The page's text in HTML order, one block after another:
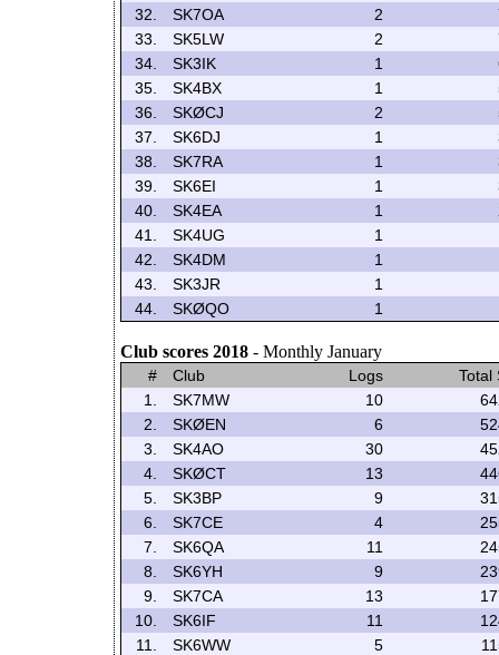
32.
SK7OA 2
33.
SK5LW 2
34.
SK3IK 1
35.
SK4BX 1
36.
SKØCJ 2
37.
SK6DJ 1
38.
SK7RA 1
39.
SK6EI 1
40.
SK4EA 1
41.
SK4UG 1
42.
SK4DM 1
43.
SK3JR
1
44.
SKØQO 1
Club scores 2018 - Monthly January
# Club Logs
Total
1.
SK7MW 10
2.
SKØEN 6
3.
SK4AO 30
4.
SKØCT 13
5.
SK3BP 9
6.
SK7CE 4
7.
SK6QA 11
8.
SK6YH 9
9.
SK7CA 13
10.
SK6IF 11
11.
SK6WW 5